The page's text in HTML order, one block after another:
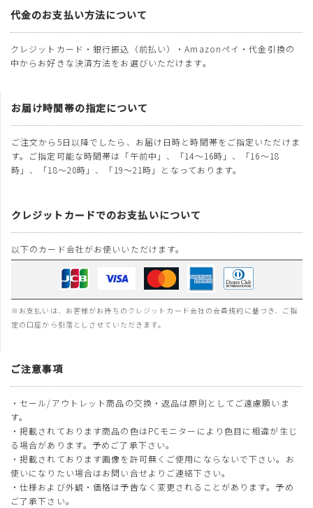
代金のお支払い方法について
クレジットカード・銀行振込（前払い）・Amazonペイ・代金引換の
中からお好きな決済方法をお選びいただけます。
お届け時間帯の指定について
ご注文から5日以降でしたら、お届け日時と時間帯をご指定いただけま
す。ご指定可能な時間帯は「午前中」、「14～16時」、「16～18
時」、「18～20時」、「19～21時」となっております。
クレジットカードでのお支払いについて
以下のカード会社がお使いいただけます。
※お支払いは、お客様がお持ちのクレジットカード会社の会員規約に基づき、ご指
定の口座から引落としさせていただきます。
ご注意事項
・セール/アウトレット商品の交換・返品は原則としてご遠慮願いま
す。
・掲載されております商品の色はPCモニターにより色目に相違が生じ
る場合があります。予めご了承下さい。
・掲載されております画像を許可無くご使用にならないで下さい。お
使いになりたい場合はお問い合せよりご連絡下さい。
・仕様および外観・価格は予告なく変更されることがあります。予め
ご了承下さい。